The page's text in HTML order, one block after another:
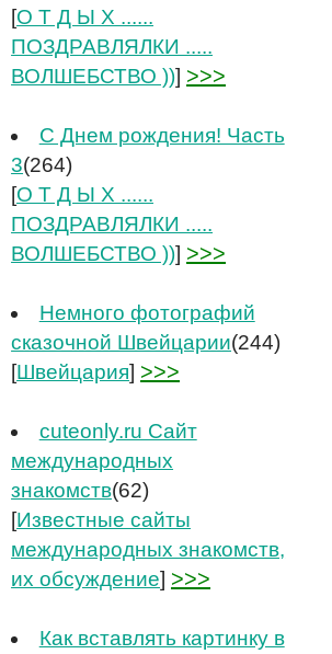
[О Т Д Ы Х ......
ПОЗДРАВЛЯЛКИ .....
ВОЛШЕБСТВО ))] >>>
С Днем рождения! Часть
3(264)
[О Т Д Ы Х ......
ПОЗДРАВЛЯЛКИ .....
ВОЛШЕБСТВО ))] >>>
Немного фотографий
сказочной Швейцарии(244)
[Швейцария] >>>
cuteonly.ru Сайт
международных
знакомств(62)
[Известные сайты
международных знакомств,
их обсуждение] >>>
Как вставлять картинку в